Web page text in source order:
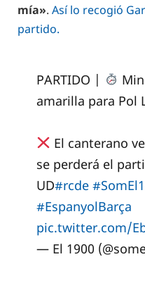
mía». Así lo recogió
partido.
PARTIDO |
amarilla para Pol
El canterano
se perderá el
UD#rcde
#EspanyolBarça
pic.twitter.com/
— El 1900